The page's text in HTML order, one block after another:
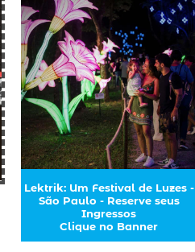
Lektrik: Um Festival de Luzes -
São Paulo - Reserve seus
Ingressos
Clique no Banner